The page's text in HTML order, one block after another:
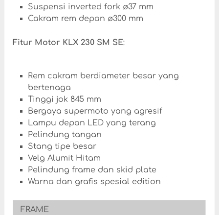
Suspensi inverted fork ø37 mm
Cakram rem depan ø300 mm
Fitur Motor KLX 230 SM SE:
Rem cakram berdiameter besar yang
bertenaga
Tinggi jok 845 mm
Bergaya supermoto yang agresif
Lampu depan LED yang terang
Pelindung tangan
Stang tipe besar
Velg Alumit Hitam
Pelindung frame dan skid plate
Warna dan grafis spesial edition
FRAME